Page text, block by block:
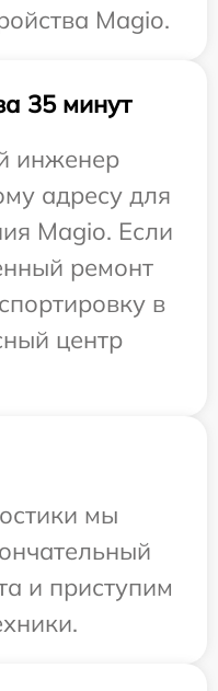
Magio.
35 минут
инженер
адресу для
Magio. Если
ремонт
в
центр
мы
и приступим